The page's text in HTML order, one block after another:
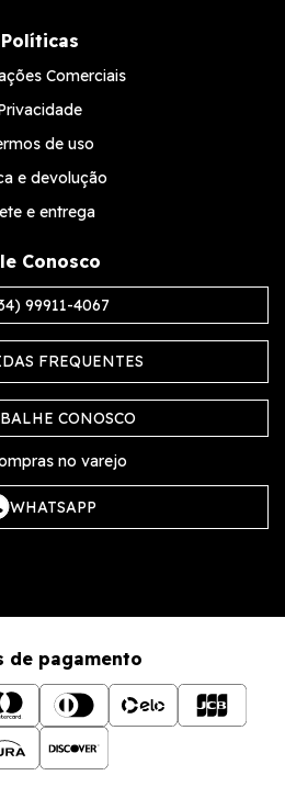
Políticas
Comerciais
de uso
e devolução
e entrega
Conosco
99911-4067
FREQUENTES
CONOSCO
no varejo
WHATSAPP
de pagamento